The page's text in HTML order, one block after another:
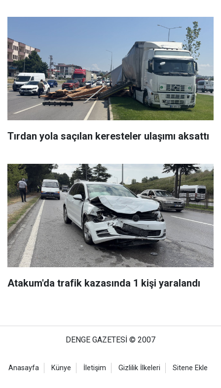
Tırdan yola saçılan keresteler ulaşımı aksattı
Atakum'da trafik kazasında 1 kişi yaralandı
DENGE GAZETESİ © 2007
Anasayfa Künye İletişim Gizlilik İlkeleri Sitene Ekle